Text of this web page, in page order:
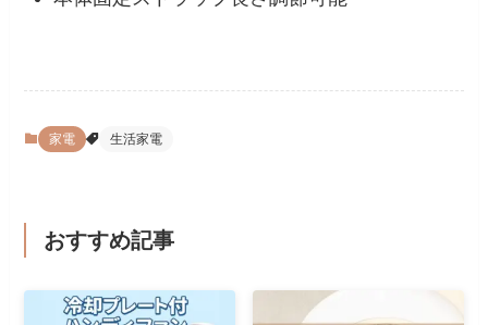
家電 生活家電
おすすめ記事